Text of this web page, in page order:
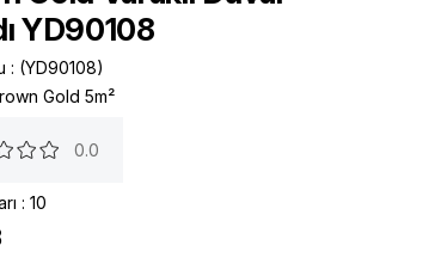
YD90108
(YD90108)
Gold 5m²
0.0
: 10